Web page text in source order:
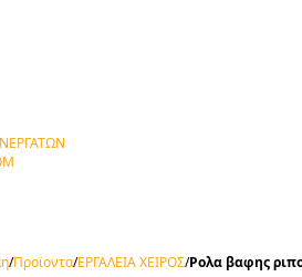
/Προϊοντα/ΕΡΓΑΛΕΙΑ ΧΕΙΡΟΣ/Ρολα βαφης